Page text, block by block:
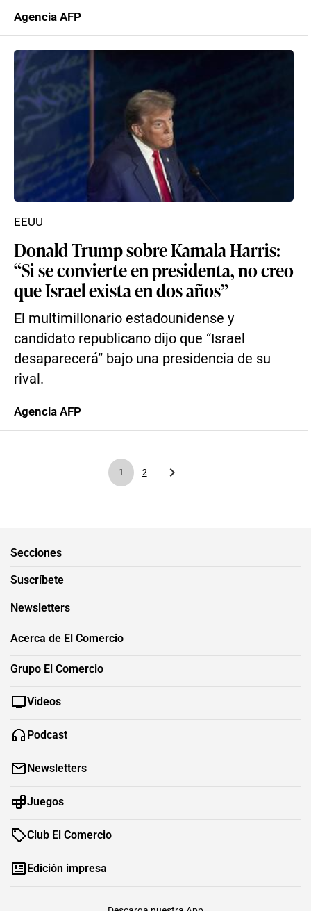
Agencia AFP
Donald Trump sobre Kamala Harris:
“Si se convierte en presidenta, no creo
que Israel exista en dos años”
El multimillonario estadounidense y
candidato republicano dijo que “Israel
desaparecerá” bajo una presidencia de su
rival.
EEUU
Agencia AFP
1 2
Secciones
Suscríbete
Newsletters
Acerca de El Comercio
Grupo El Comercio
Videos
Podcast
Newsletters
Juegos
Club El Comercio
Edición impresa